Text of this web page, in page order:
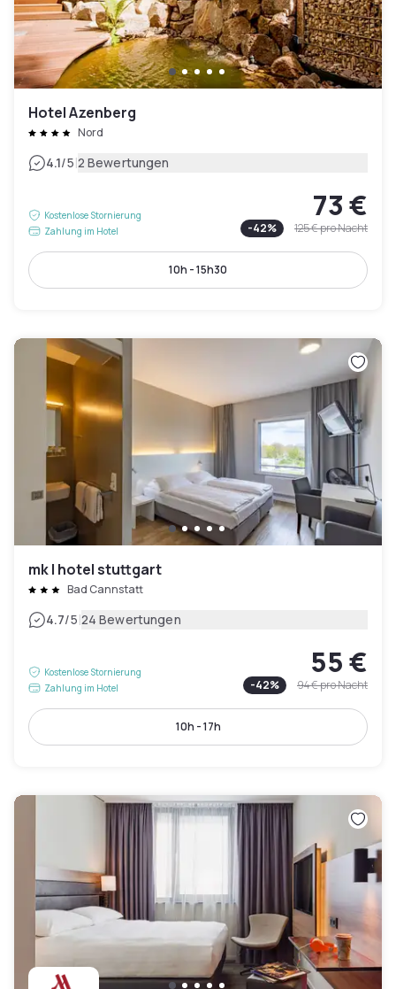
Hotel Azenberg
Nord
4.1/5|2 Bewertungen
Kostenlose Stornierung
Zahlung im Hotel
73 €
-42% 125 €pro Nacht
10h - 15h30
mk | hotel stuttgart
Bad Cannstatt
4.7/5|24 Bewertungen
Kostenlose Stornierung
Zahlung im Hotel
55 €
-42% 94 €pro Nacht
10h - 17h